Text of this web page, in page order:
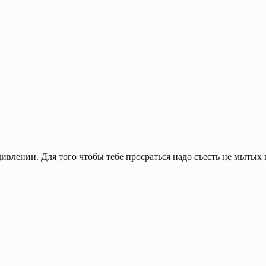
Для того чтобы тебе просраться надо съесть не мытых